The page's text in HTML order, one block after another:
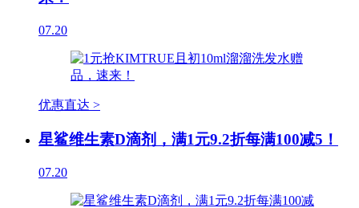
07.20
优惠直达 >
星鲨维生素D滴剂，满1元9.2折每满100减5！
07.20